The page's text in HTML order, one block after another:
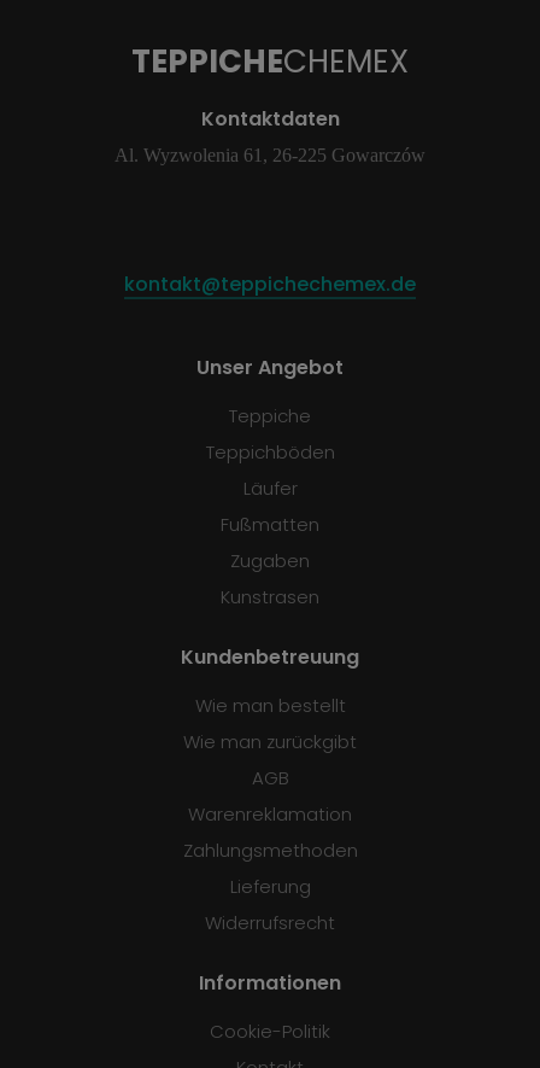
TEPPICHECHEMEX
Kontaktdaten
Al. Wyzwolenia 61, 26-225 Gowarczów
kontakt@teppichechemex.de
Unser Angebot
Teppiche
Teppichböden
Läufer
Fußmatten
Zugaben
Kunstrasen
Kundenbetreuung
Wie man bestellt
Wie man zurückgibt
AGB
Warenreklamation
Zahlungsmethoden
Lieferung
Widerrufsrecht
Informationen
Cookie-Politik